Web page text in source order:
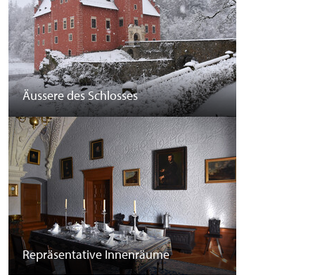
Äussere des Schlosses
Repräsentative Innenräume